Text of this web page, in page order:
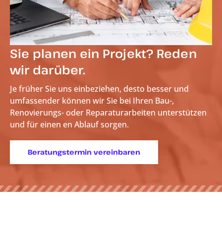
Sie planen ein Projekt? Reden
wir darüber.
Je früher Sie uns einbeziehen, desto besser und
umfassender können wir Sie bei Ihren Bau-,
Renovierungs- oder Reparaturarbeiten unterstützen
und für einen en Ablauf sorgen.
Beratungstermin vereinbaren